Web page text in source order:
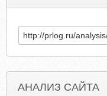
АНАЛИЗ САЙТА